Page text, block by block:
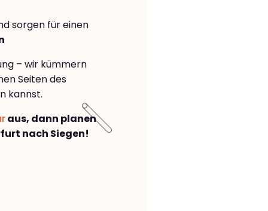
sorgen für einen
– wir kümmern
Seiten des
kannst.
aus, dann planen
nach Siegen!